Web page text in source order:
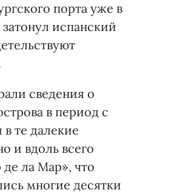
порта уже в
затонул испанский
сведения о
в период с
те далекие
и вдоль всего
ла Мар», что
многие десятки